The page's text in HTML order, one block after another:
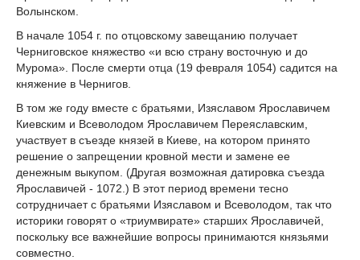
Волынском.
В начале 1054 г. по отцовскому завещанию получает
Черниговское княжество «и всю страну восточную и до
Мурома». После смерти отца (19 февраля 1054) садится на
княжение в Чернигов.
В том же году вместе с братьями, Изяславом Ярославичем
Киевским и Всеволодом Ярославичем Переяславским,
участвует в съезде князей в Киеве, на котором принято
решение о запрещении кровной мести и замене ее
денежным выкупом. (Другая возможная датировка съезда
Ярославичей - 1072.) В этот период времени тесно
сотрудничает с братьями Изяславом и Всеволодом, так что
историки говорят о «триумвирате» старших Ярославичей,
поскольку все важнейшие вопросы принимаются князьями
совместно.